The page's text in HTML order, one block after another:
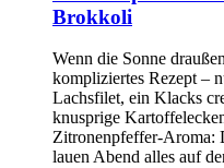
Brokkoli
Wenn die Sonne
kompliziertes Rezept –
Lachsfilet, ein Klacks
knusprige
Zitronenpfeffer-Aroma:
lauen Abend alles auf